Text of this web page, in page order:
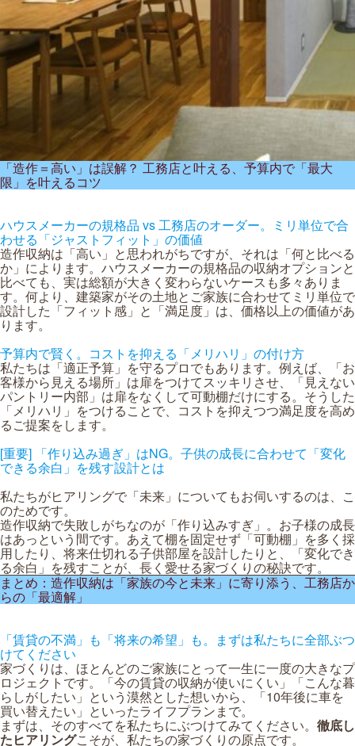
「造作＝高い」は誤解？ 工務店と叶える、予算内で「最大
限」を叶えるコツ
ハウスメーカーの規格品 vs 工務店のオーダー。ミリ単位で合
わせる「ジャストフィット」の価値
造作収納は「高い」と思われがちですが、それは「何と比べる
か」によります。ハウスメーカーの規格品の収納オプションと
比べても、実は総額が大きく変わらないケースも多々ありま
す。何より、建築家がその土地とご家族に合わせてミリ単位で
設計した「フィット感」と「満足度」は、価格以上の価値があ
ります。
予算内で賢く。コストを抑える「メリハリ」の付け方
私たちは「適正予算」を守るプロでもあります。例えば、「お
客様から見える場所」は扉をつけてスッキリさせ、「見えない
パントリー内部」は扉をなくして可動棚だけにする。そうした
「メリハリ」をつけることで、コストを抑えつつ満足度を高め
るご提案をします。
[重要] 「作り込み過ぎ」はNG。子供の成長に合わせて「変化
できる余白」を残す設計とは
私たちがヒアリングで「未来」についてもお伺いするのは、こ
のためです。
造作収納で失敗しがちなのが「作り込みすぎ」。お子様の成長
はあっという間です。あえて棚を固定せず「可動棚」を多く採
用したり、将来仕切れる子供部屋を設計したりと、「変化でき
る余白」を残すことが、長く愛せる家づくりの秘訣です。
まとめ：造作収納は「家族の今と未来」に寄り添う、工務店か
らの「最適解」
「賃貸の不満」も「将来の希望」も。まずは私たちに全部ぶつ
けてください
家づくりは、ほとんどのご家族にとって一生に一度の大きなプ
ロジェクトです。「今の賃貸の収納が使いにくい」「こんな暮
らしがしたい」という漠然とした想いから、「10年後に車を
買い替えたい」といったライフプランまで。
まずは、そのすべてを私たちにぶつけてみてください。 徹底し
たヒアリングこそが、私たちの家づくりの原点です。